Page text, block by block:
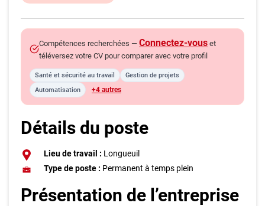
Compétences recherchées — Connectez-vous et
téléversez votre CV pour comparer avec votre profil
Santé et sécurité au travail
Gestion de projets
Automatisation
+4 autres
Détails du poste
Lieu de travail : Longueuil
Type de poste : Permanent à temps plein
Présentation de l’entreprise